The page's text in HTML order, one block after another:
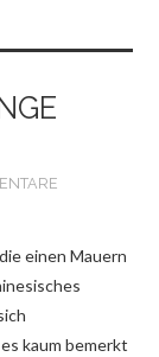
einen Mauern
kaum bemerkt